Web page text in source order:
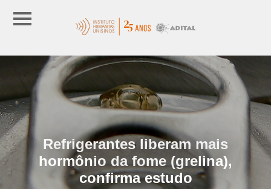
Refrigerantes liberam mais
hormônio da fome (grelina),
confirma estudo